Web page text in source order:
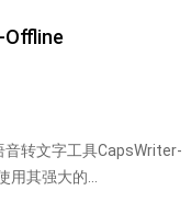
Offline
转文字工具CapsWriter-
其强大的...